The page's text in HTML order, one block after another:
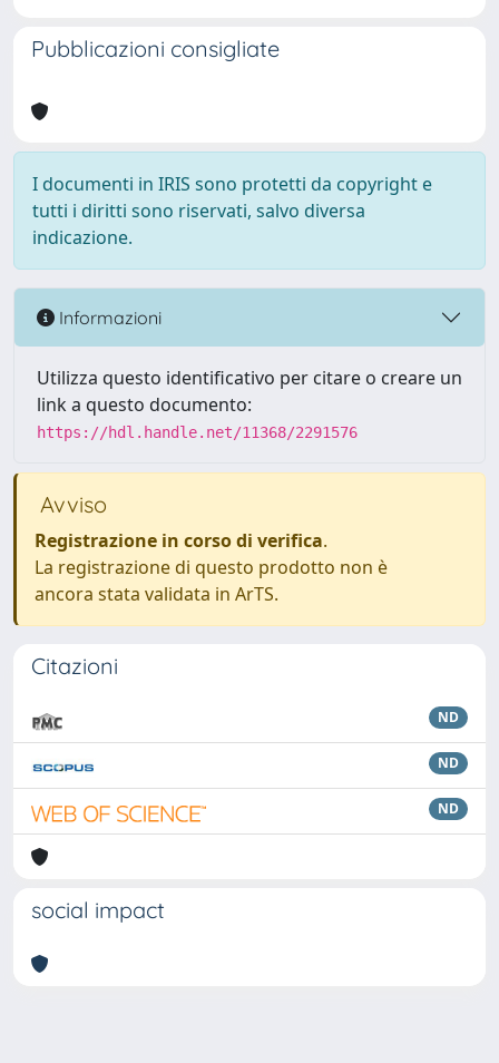
Pubblicazioni consigliate
I documenti in IRIS sono protetti da copyright e
tutti i diritti sono riservati, salvo diversa
indicazione.
Informazioni
Utilizza questo identificativo per citare o creare un
link a questo documento:
https://hdl.handle.net/11368/2291576
Avviso
Registrazione in corso di verifica.
La registrazione di questo prodotto non è
ancora stata validata in ArTS.
Citazioni
ND
ND
ND
social impact